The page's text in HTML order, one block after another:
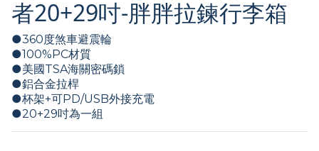
者20+29吋-胖胖拉鍊行李箱
●360度煞車避震輪
●100%PC材質
●美國TSA海關密碼鎖
●鋁合金拉桿
●杯架+可PD/USB外接充電
●20+29吋為一組